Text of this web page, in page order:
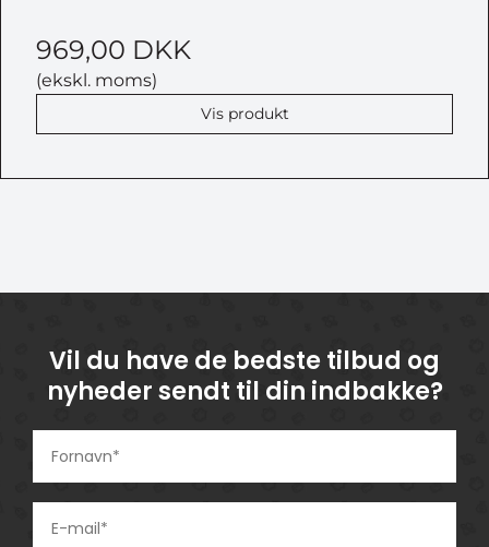
969,00 DKK
(ekskl. moms)
Vis produkt
Vil du have de bedste tilbud og
nyheder sendt til din indbakke?